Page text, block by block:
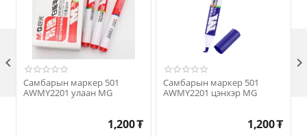
Самбарын маркер 501
AWMY2201 улаан MG
1,200₮
Самбарын маркер 501
AWMY2201 цэнхэр MG
1,200₮
 